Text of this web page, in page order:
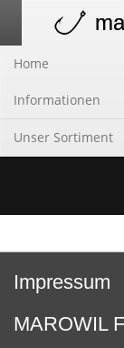
navigation
Home
Informationen
Unser Sortiment
Impressum
MAROWIL